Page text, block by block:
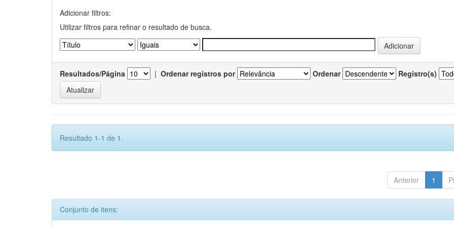
Adicionar filtros:
Utilizar filtros para refinar o resultado de busca.
Resultados/Página | Ordenar registros por Ordenar Registro(s)
Resultado 1-1 de 1.
Anterior 1
Conjunto de itens: